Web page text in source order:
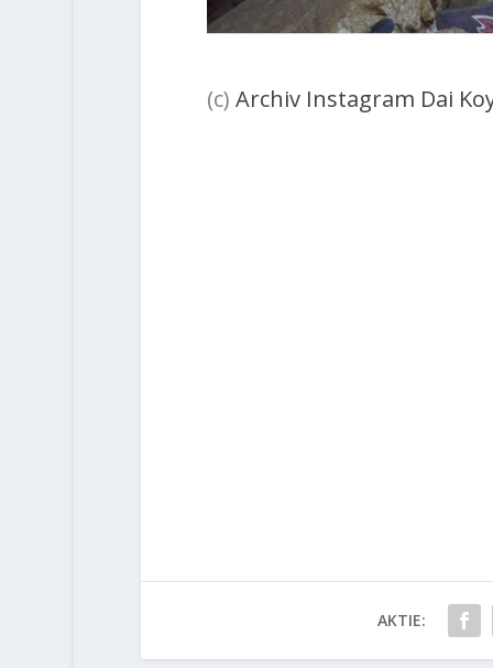
(c) Archiv Instagram Dai
AKTIE: